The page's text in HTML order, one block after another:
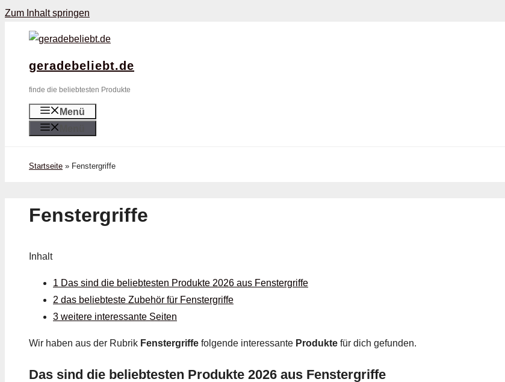
Zum Inhalt springen
geradebeliebt.de
finde die beliebtesten Produkte
Menü
Startseite » Fenstergriffe
Fenstergriffe
Inhalt
1 Das sind die beliebtesten Produkte 2026 aus Fenstergriffe
2 das beliebteste Zubehör für Fenstergriffe
3 weitere interessante Seiten
Wir haben aus der Rubrik Fenstergriffe folgende interessante Produkte für dich gefunden.
Das sind die beliebtesten Produkte 2026 aus Fenstergriffe